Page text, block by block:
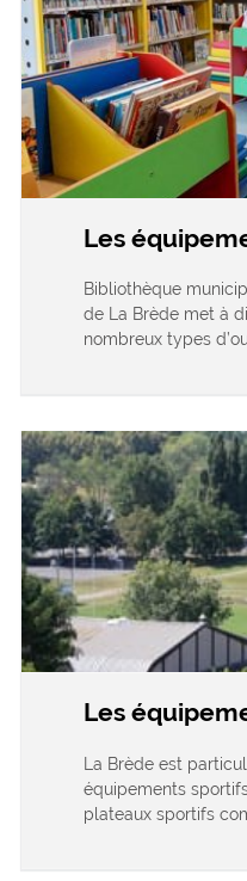
Les
Bibliothèque
de La Brède met à
nombreux types
Les
La Brède est
équipements
plateaux sportifs